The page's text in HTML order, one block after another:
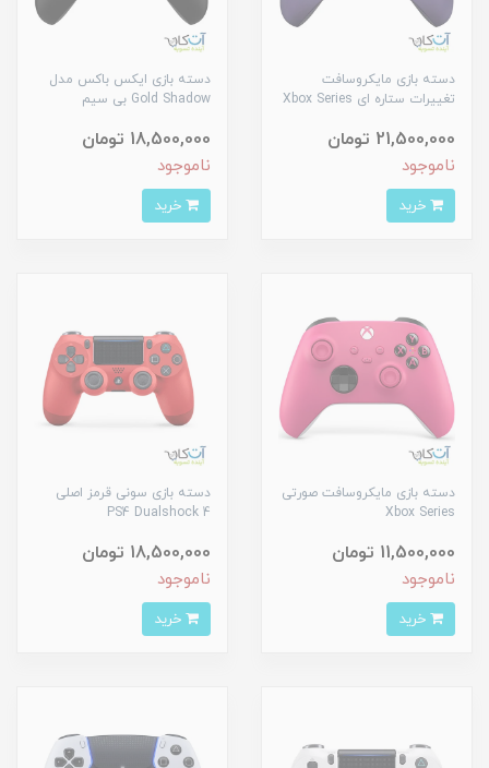
دسته بازی مایکروسافت
تغییرات ستاره ای Xbox Series
21,500,000 تومان
ناموجود
دسته بازی ایکس باکس مدل
Gold Shadow بی سیم
18,500,000 تومان
ناموجود
دسته بازی مایکروسافت صورتی
Xbox Series
11,500,000 تومان
ناموجود
دسته بازی سونی قرمز اصلی
PS4 Dualshock 4
18,500,000 تومان
ناموجود